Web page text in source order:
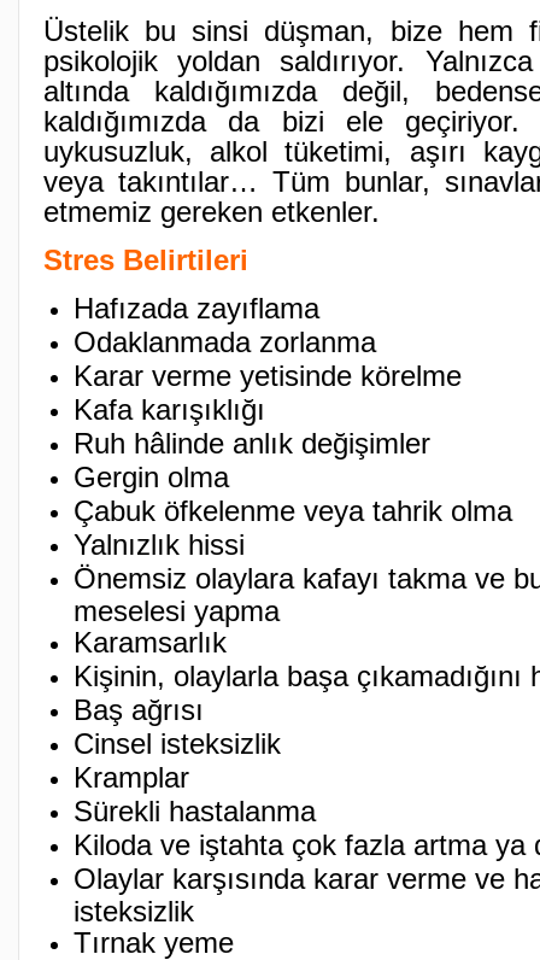
Üstelik bu sinsi düşman, bize hem
psikolojik yoldan saldırıyor.
altında kaldığımızda değil,
kaldığımızda da bizi ele geçiriyor.
uykusuzluk, alkol tüketimi, aşırı
veya takıntılar… Tüm bunlar,
etmemiz gereken etkenler.
Stres Belirtileri
Hafızada zayıflama
Odaklanmada zorlanma
Karar verme yetisinde körelme
Kafa karışıklığı
Ruh hâlinde anlık değişimler
Gergin olma
Çabuk öfkelenme veya tahrik olma
Yalnızlık hissi
Önemsiz olaylara kafayı takma ve
meselesi yapma
Karamsarlık
Kişinin, olaylarla başa çıkamadığını
Baş ağrısı
Cinsel isteksizlik
Kramplar
Sürekli hastalanma
Kiloda ve iştahta çok fazla artma ya
Olaylar karşısında karar verme ve
isteksizlik
Tırnak yeme